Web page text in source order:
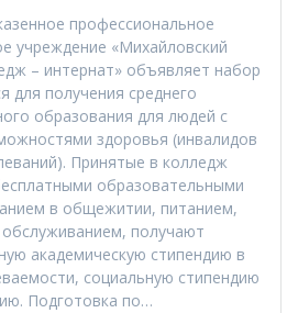
профессиональное
учреждение «Михайловский
– интернат» объявляет набор
для получения среднего
образования для людей с
здоровья (инвалидов
Принятые в колледж
образовательными
в общежитии, питанием,
получают
академическую стипендию в
социальную стипендию
Подготовка по…